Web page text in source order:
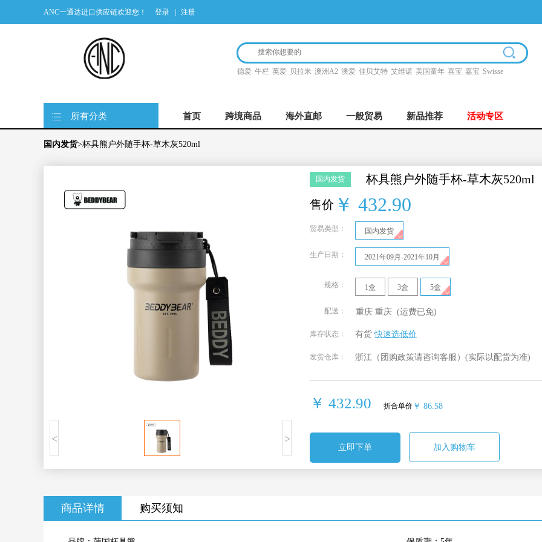
ANC一通达进口供应链欢迎您！ 登录 注册
德爱 牛栏 英爱 贝拉米 澳洲A2 澳爱 佳贝艾特 艾维诺 美国童年 喜宝 嘉宝 Swisse
所有分类 首页 跨境商品 海外直邮 一般贸易 新品推荐 活动专区
国内发货>杯具熊户外随手杯-草木灰520ml
< >
国内发货
杯具熊户外随手杯-草木灰520ml
售价 ￥ 432.90
贸易类型： 国内发货
生产日期： 2021年09月-2021年10月
规格： 1盒 3盒 5盒
配送： 重庆 重庆 (运费已免)
北京 安徽
宁夏回族
自治区
青海 山东
四川 天津
西藏自治
新疆维吾
库存状态： 有货 快速选低价
发货仓库： 浙江（团购政策请咨询客服） (实际以配货为准)
￥ 432.90 折合单价 ￥ 86.58
立即下单 加入购物车
商品详情 购买须知